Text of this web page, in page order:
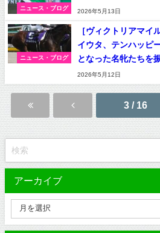
ニュース・ブログ
2026年5月13日
ニュース・ブログ
［ヴィクトリアマイ
イウタ、テンハッピ
となった名牝たちを
2026年5月12日
3 / 16
アーカイブ